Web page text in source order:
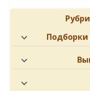
Подборки